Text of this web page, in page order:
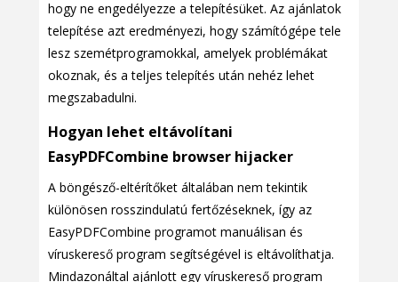
hogy ne engedélyezze a telepítésüket. Az ajánlatok
telepítése azt eredményezi, hogy számítógépe tele
lesz szemétprogramokkal, amelyek problémákat
okoznak, és a teljes telepítés után nehéz lehet
megszabadulni.
Hogyan lehet eltávolítani
EasyPDFCombine browser hijacker
A böngésző-eltérítőket általában nem tekintik
különösen rosszindulatú fertőzéseknek, így az
EasyPDFCombine programot manuálisan és
víruskereső program segítségével is eltávolíthatja.
Mindazonáltal ajánlott egy víruskereső program